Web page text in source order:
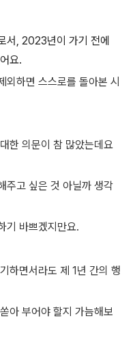
서, 2023년이 가기 전에
요.
외하면 스스로를 돌아본 시
한 의문이 참 많았는데요
주고 싶은 것 아닐까 생각
기 바쁘겠지만요.
하면서라도 제 1년 간의 행
아 부어야 할지 가늠해보